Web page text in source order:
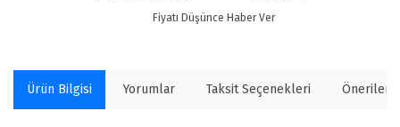
Fiyatı Düşünce Haber Ver
Ürün Bilgisi Yorumlar Taksit Seçenekleri